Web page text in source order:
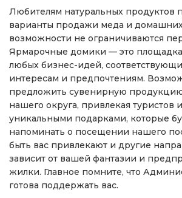
Любителям натуральных продуктов
варианты продажи меда и
возможности не ограничиваются
Ярмарочные домики — это
любых бизнес-идей,
интересам и предпочтениям.
предложить сувенирную
нашего округа, привлекая туристов
уникальными подарками, которые
напоминать о посещении нашего
быть вас привлекают и другие
зависит от вашей фантазии и
жилки. Главное помните, что
готова поддержать вас.